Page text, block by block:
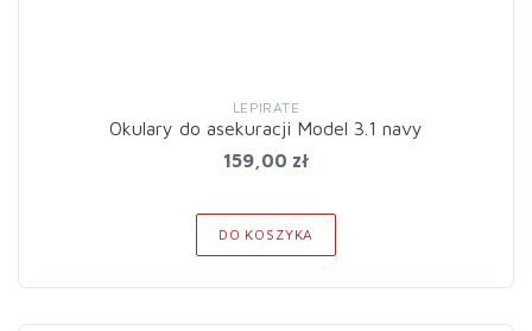
LEPIRATE
Okulary do asekuracji Model 3.1 navy
159,00 zł
DO KOSZYKA